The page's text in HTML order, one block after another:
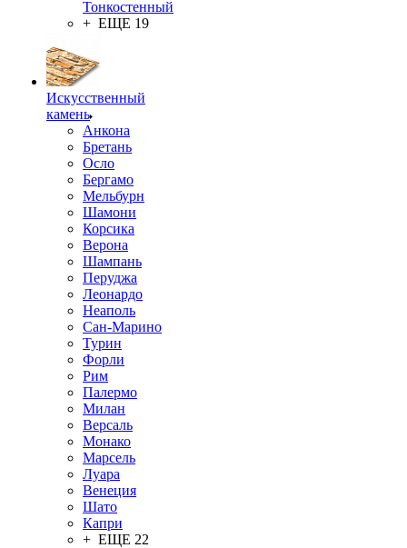
Тонкостенный
+ ЕЩЕ 19
Искусственный
камень
Анкона
Бретань
Осло
Бергамо
Мельбурн
Шамони
Корсика
Верона
Шампань
Перуджа
Леонардо
Неаполь
Сан-Марино
Турин
Форли
Рим
Палермо
Милан
Версаль
Монако
Марсель
Луара
Венеция
Шато
Капри
+ ЕЩЕ 22